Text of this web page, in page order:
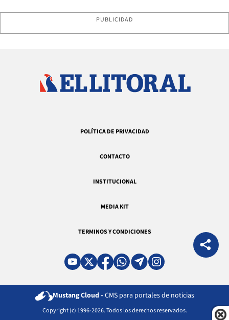
PUBLICIDAD
POLÍTICA DE PRIVACIDAD
CONTACTO
INSTITUCIONAL
MEDIA KIT
TERMINOS Y CONDICIONES
Mustang Cloud - CMS para portales de noticias
Copyright (c) 1996-2026. Todos los derechos reservados.